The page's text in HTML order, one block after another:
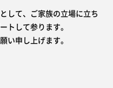
して、ご家族の立場に立ち
トして参ります。
い申し上げます。